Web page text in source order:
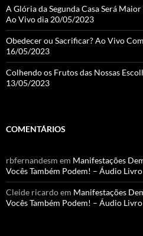
A Glória da Segunda Casa Será
Ao Vivo dia 20/05/2023
Obedecer ou Sacrificar? Ao Vivo
16/05/2023
Colhendo os Frutos das Nossas
13/05/2023
COMENTÁRIOS
rbfernandesm em Manifestações
Vocês Também Podem! – Áudio Livro
Cleide ricardoem Manifestações
Vocês Também Podem! – Áudio Livro